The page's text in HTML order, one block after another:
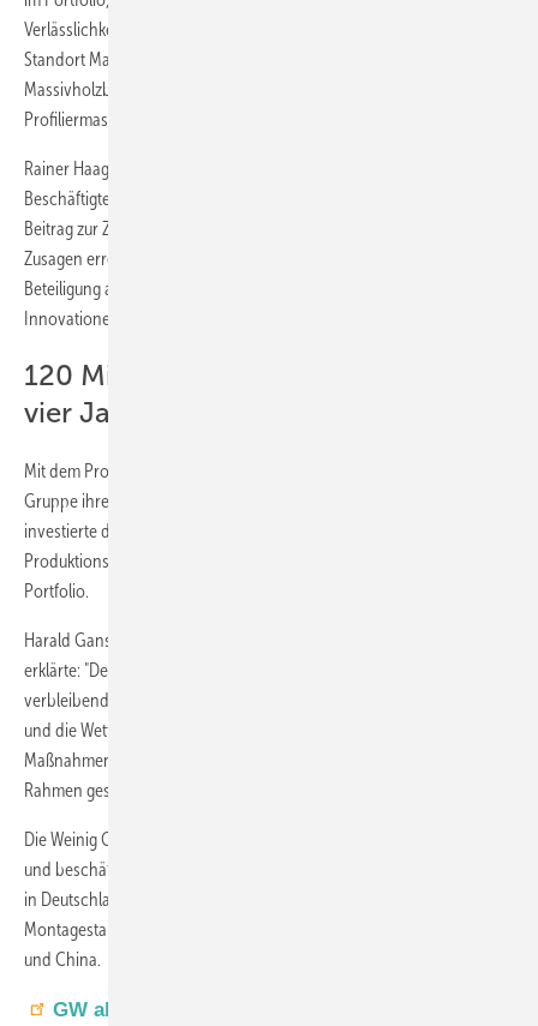
Verlässlichkeit zählen können. Die Weinig Gruppe produziert am
Standort Malterdingen insbesondere Maschinen und Systeme für die
Massivholzbearbeitung. Dazu zählen beispielsweise
Profiliermaschinen, Hobelmaschinen und Zuschnittlösungen.
Rainer Haag, Vorsitzender des Konzernbetriebsrats, betonte: "Die
Beschäftigten leisten mit dieser Vereinbarung einen erheblichen
Beitrag zur Zukunft des Unternehmens. Dafür haben wir verbindliche
Zusagen erreicht: Keine betriebsbedingten Kündigungen, eine
Beteiligung am wirtschaftlichen Erfolg und die Zusage, dass
Innovationen aus der Belegschaft gehört werden."
120 Millionen Euro Investitionen in
vier Jahren
Mit dem Programm "Transformation 2027" gestaltet die Weinig
Gruppe ihre Zukunft aktiv weiter. In den vergangenen vier Jahren
investierte das Unternehmen 120 Millionen Euro in moderne
Produktionsstätten, Logistik, effiziente Prozesse und ein starkes
Portfolio.
Harald Gans, 1. Bevollmächtigter der IG Metall Tauberbischofsheim,
erklärte: "Der Zukunftstarifvertrag verfolgt ein zentrales Ziel: Die
verbleibenden Standorte der Weinig Gruppe langfristig zu sichern
und die Wettbewerbsfähigkeit zu stärken. Durch verschiedene
Maßnahmen wird ein fairer und gleichzeitig wirtschaftlich tragfähiger
Rahmen geschaffen."
Die Weinig Gruppe ist Weltmarktführer in der Massivholzbearbeitung
und beschäftigt weltweit rund 2.420 Mitarbeitende, davon rund 1.600
in Deutschland. Das Unternehmen unterhält Produktions- und
Montagestandorte in Deutschland, Österreich, Luxemburg, den USA
und China.
GW als bevorzugte Quelle bei Google einstellen